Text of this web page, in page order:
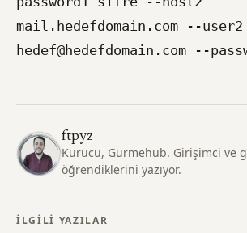
mail.hedefdomain.com --user2
hedef@hedefdomain.com --
ftpyz
Kurucu, Gurmehub. Girişimci ve
öğrendiklerini yazıyor.
İLGILI YAZILAR